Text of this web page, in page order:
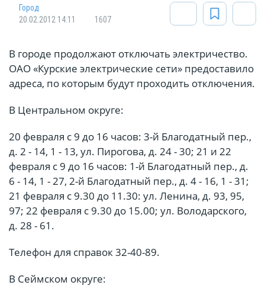
Город
20.02.2012 14:11
1607
В городе продолжают отключать электричество.
ОАО «Курские электрические сети» предоставило
адреса, по которым будут проходить отключения.
В Центральном округе:
20 февраля с 9 до 16 часов: 3-й Благодатный пер.,
д. 2 - 14, 1 - 13, ул. Пирогова, д. 24 - 30; 21 и 22
февраля с 9 до 16 часов: 1-й Благодатный пер., д.
6 - 14, 1 - 27, 2-й Благодатный пер., д. 4 - 16, 1 - 31;
21 февраля с 9.30 до 11.30: ул. Ленина, д. 93, 95,
97; 22 февраля с 9.30 до 15.00; ул. Володарского,
д. 28 - 61.
Телефон для справок 32-40-89.
В Сеймском округе: